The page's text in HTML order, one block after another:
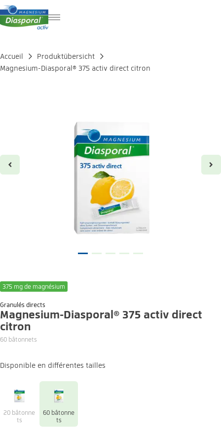
IT
EN
Accueil
Produktübersicht
Magnesium-Diasporal® 375 activ direct citron
375 mg de magnésium
Granulés directs
Magnesium-Diasporal® 375 activ direct
citron
60 bâtonnets
Disponible en différentes tailles
20 bâtonne
ts
60 bâtonne
ts